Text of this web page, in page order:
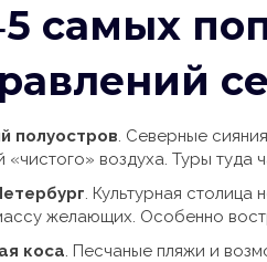
самых
полуостров. Северные
«чистого» воздуха. Туры туда
. Культурная столица
желающих. Особенно
коса. Песчаные пляжи и